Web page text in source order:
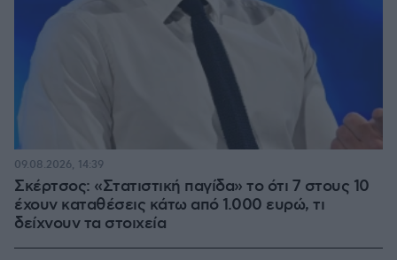
Σκέρτσος: «Στατιστική παγίδα» το ότι 7 στους 10
έχουν καταθέσεις κάτω από 1.000 ευρώ, τι
δείχνουν τα στοιχεία
09.08.2026, 14:39